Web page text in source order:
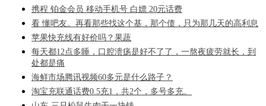
携程 铂金会员 移动手机号 白嫖 20元话费
看 懂吧友。再看那些找这个基，那个债，只为那几天的高利息
苹果快充线有好价吗？果蔬
每天都12点多睡，口腔溃疡是好不了了，一熬夜疲劳就长，到
处都是痛
海鲜市场腾讯视频60多元是什么路子？
淘宝充联通话费0.5充1，共2个，多号多充。